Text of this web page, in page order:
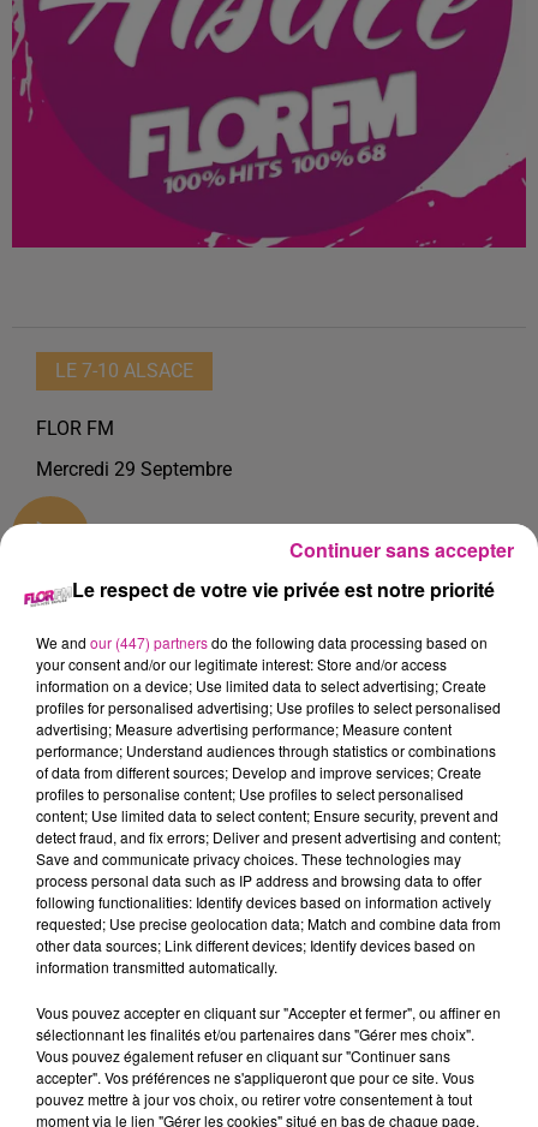
LE 7-10 ALSACE
FLOR FM
Mercredi 29 Septembre
13 min 45 sec
29 septembre 2021 - 13 min 45 sec
LE 7-10 ALSACE DU 29 SEPTEMBRE
Retrouvez les meilleurs moments du 7-10 Alsace.
TITRES DIFFUSÉS
7h44
7h44 7h41
7h41 7h37
7h37
Le respect de votre vie privée est notre priorité
We and our (447) partnersdo the following data processing based on
your consent and/or our legitimate interest: Store and/or access
information on a device; Use limited data to select advertising; Create
profiles for personalised advertising; Use profiles to select personalised
advertising; Measure advertising performance; Measure content
performance; Understand audiences through statistics or combinations
of data from different sources; Develop and improve services; Create
profiles to personalise content; Use profiles to select personalised
content; Use limited data to select content; Ensure security, prevent and
detect fraud, and fix errors; Deliver and present advertising and content;
Save and communicate privacy choices. These technologies may
process personal data such as IP address and browsing data to offer
following functionalities: Identify devices based on information actively
requested; Use precise geolocation data; Match and combine data from
other data sources; Link different devices; Identify devices based on
information transmitted automatically.
Vous pouvez accepter en cliquant sur "Accepter et fermer", ou affiner en
sélectionnant les finalités et/ou partenaires dans "Gérer mes choix".
Vous pouvez également refuser en cliquant sur "Continuer sans
accepter". Vos préférences ne s'appliqueront que pour ce site. Vous
pouvez mettre à jour vos choix, ou retirer votre consentement à tout
moment via le lien "Gérer les cookies" situé en bas de chaque page.
Continuer sans accepter